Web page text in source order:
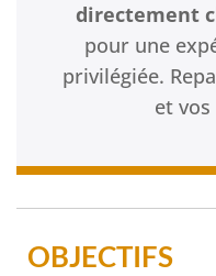
directement
pour une
privilégiée.
et
OBJECTIFS